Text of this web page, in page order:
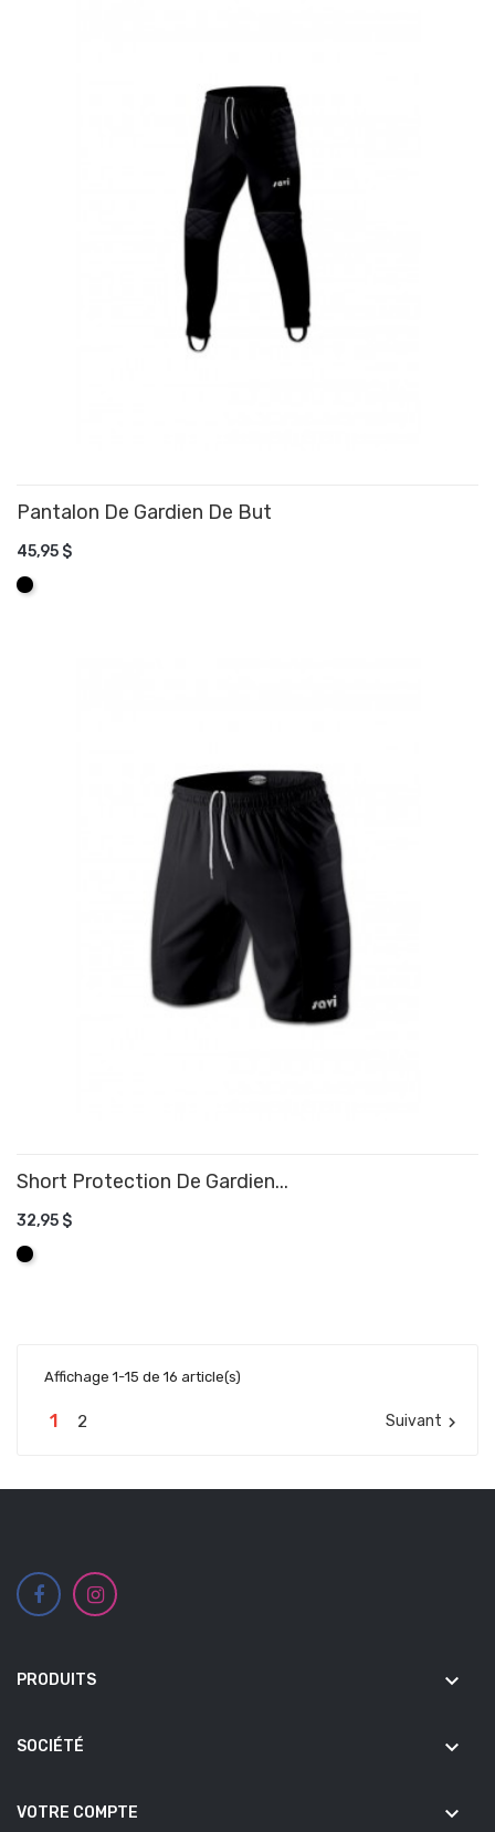
Pantalon De Gardien De But
45,95 $
Noir
Short Protection De Gardien...
32,95 $
Noir
Affichage 1-15 de 16 article(s)
1 2 Suivant 
PRODUITS keyboard_arrow_down
SOCIÉTÉ keyboard_arrow_down
VOTRE COMPTE keyboard_arrow_down